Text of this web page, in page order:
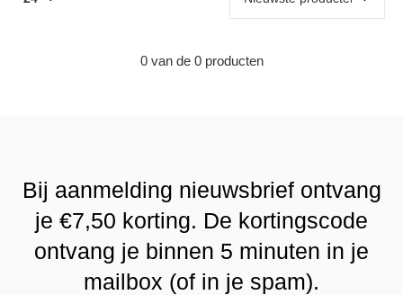
0 van de 0 producten
Bij aanmelding nieuwsbrief ontvang
je €7,50 korting. De kortingscode
ontvang je binnen 5 minuten in je
mailbox (of in je spam).